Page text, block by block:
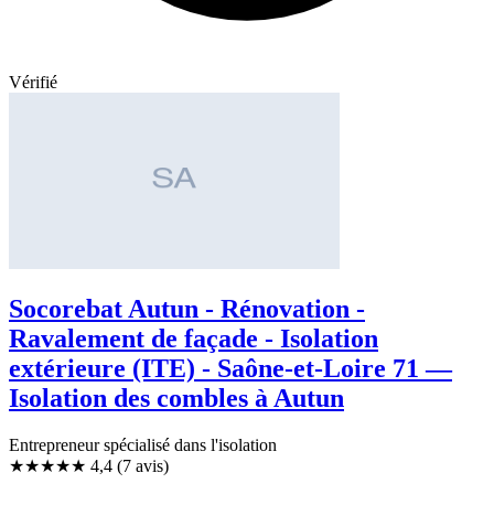
Vérifié
Socorebat Autun - Rénovation -
Ravalement de façade - Isolation
extérieure (ITE) - Saône-et-Loire 71 —
Isolation des combles à Autun
Entrepreneur spécialisé dans l'isolation
★★★★★ 4,4 (7 avis)